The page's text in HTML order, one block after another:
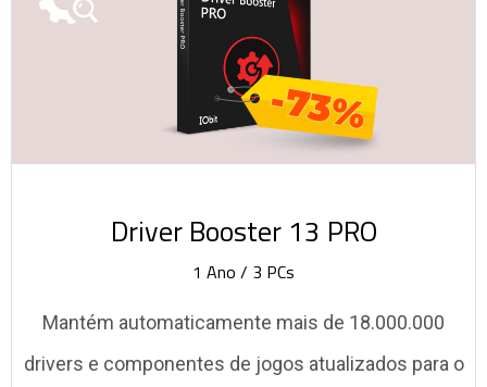
-73%
Driver Booster 13 PRO
1 Ano / 3 PCs
Mantém automaticamente mais de 18.000.000
drivers e componentes de jogos atualizados para o